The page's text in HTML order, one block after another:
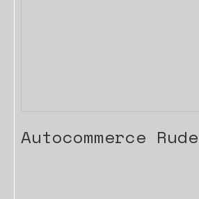
Autocommerce